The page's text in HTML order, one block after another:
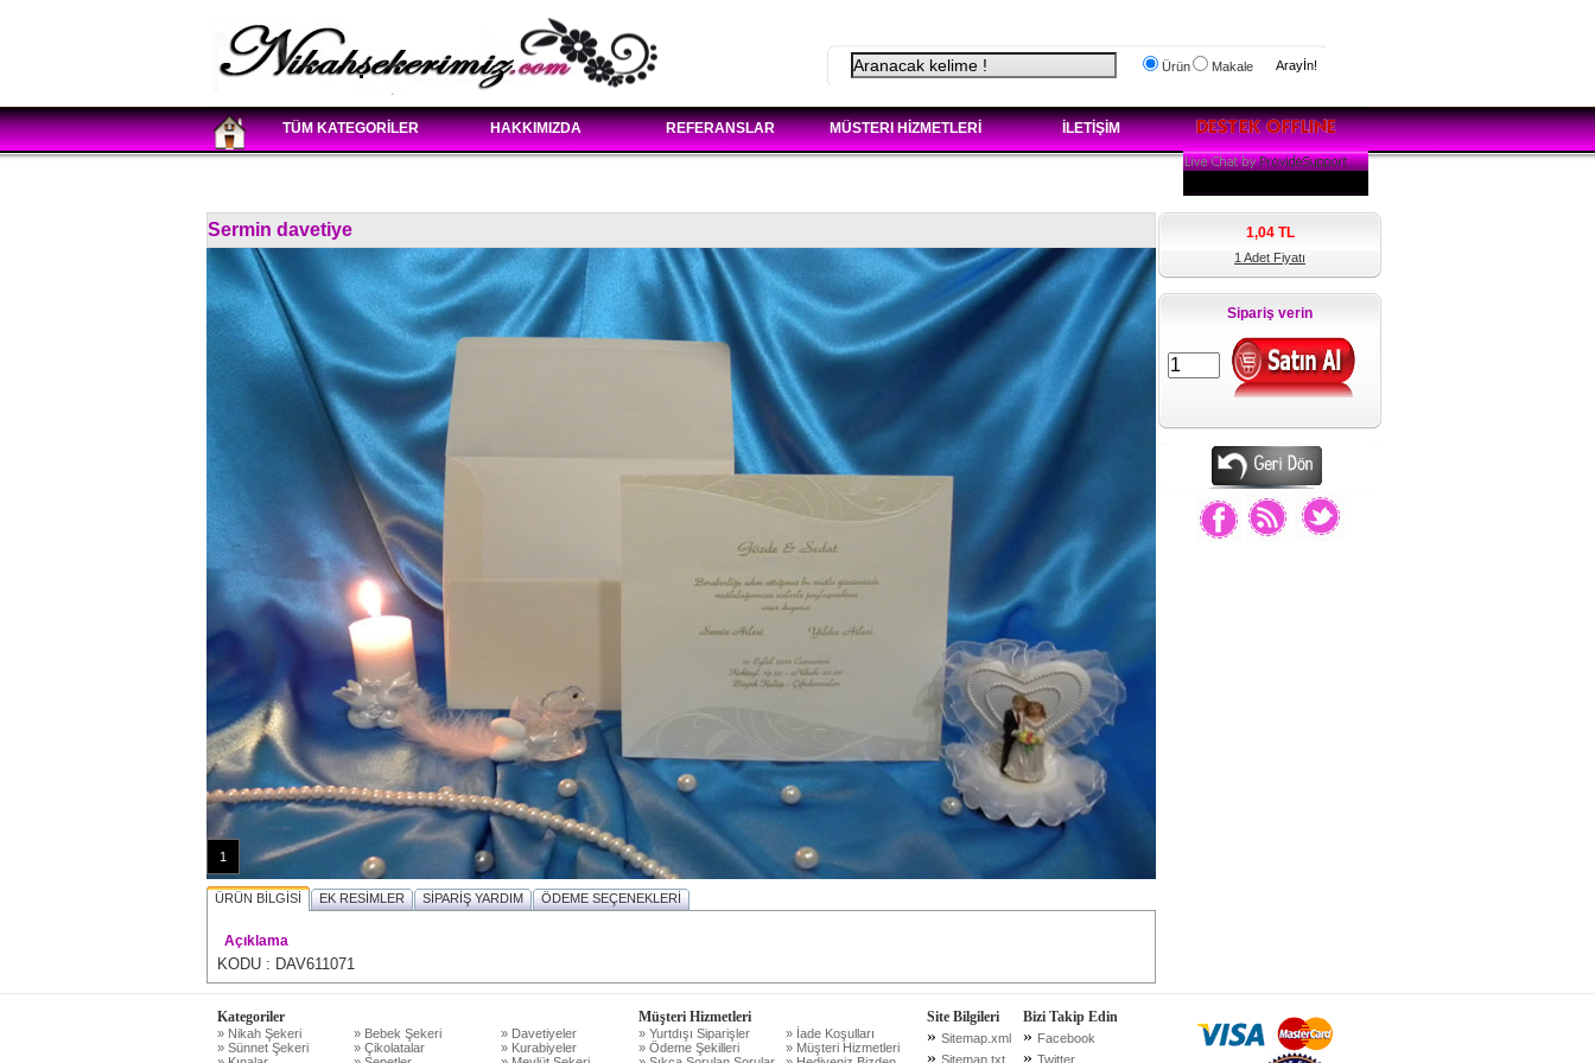
Ürün Makale Arayİn!
TÜM KATEGORİLER HAKKIMIZDA REFERANSLAR MÜSTERI HİZMETLERİ İLETİŞİM
Sermin davetiye
1
ÜRÜN BİLGİSİ EK RESİMLER SİPARİŞ YARDIM ÖDEME SEÇENEKLERİ
Açıklama
KODU : DAV611071
1,04TL
1 Adet Fiyatı
Sipariş verin
Kategoriler
» Nikah Şekeri » Bebek Şekeri
» Davetiyeler
» Sünnet Şekeri
» Çikolatalar
» Kurabiyeler
Müşteri Hizmetleri
» Yurtdışı Siparişler
» İade Koşulları
» Ödeme Şekilleri
» Müşteri Hizmetleri
Site Bilgileri
» Sitemap.xml
» Sitemap.txt
Bizi Takip Edin
» Facebook
» Twitter